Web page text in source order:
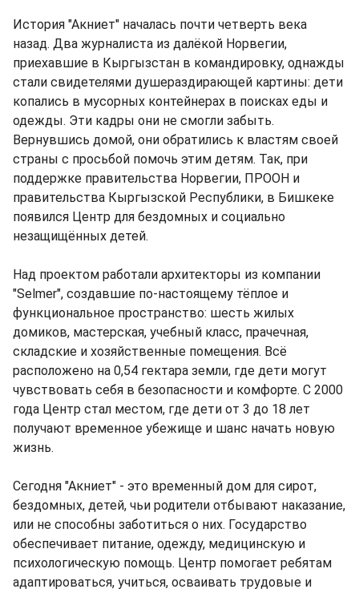
История "Акниет" началась почти четверть века
назад. Два журналиста из далёкой Норвегии,
приехавшие в Кыргызстан в командировку, однажды
стали свидетелями душераздирающей картины: дети
копались в мусорных контейнерах в поисках еды и
одежды. Эти кадры они не смогли забыть.
Вернувшись домой, они обратились к властям своей
страны с просьбой помочь этим детям. Так, при
поддержке правительства Норвегии, ПРООН и
правительства Кыргызской Республики, в Бишкеке
появился Центр для бездомных и социально
незащищённых детей.
Над проектом работали архитекторы из компании
"Selmer", создавшие по-настоящему тёплое и
функциональное пространство: шесть жилых
домиков, мастерская, учебный класс, прачечная,
складские и хозяйственные помещения. Всё
расположено на 0,54 гектара земли, где дети могут
чувствовать себя в безопасности и комфорте. С 2000
года Центр стал местом, где дети от 3 до 18 лет
получают временное убежище и шанс начать новую
жизнь.
Сегодня "Акниет" - это временный дом для сирот,
бездомных, детей, чьи родители отбывают наказание,
или не способны заботиться о них. Государство
обеспечивает питание, одежду, медицинскую и
психологическую помощь. Центр помогает ребятам
адаптироваться, учиться, осваивать трудовые и